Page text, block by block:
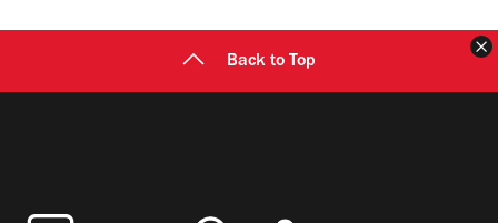
Back to Top